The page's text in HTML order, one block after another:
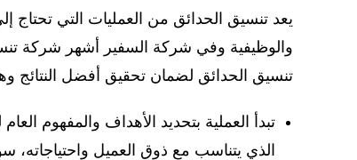
يعد تنسيق الحدائق من العمليات التي تحتاج
والوظيفية وفي شركة السفير أشهر شركة
تنسيق الحدائق لضمان تحقيق أفضل النتائج
تبدأ العملية بتحديد الأهداف والمفهوم
الذي يتناسب مع ذوق العميل